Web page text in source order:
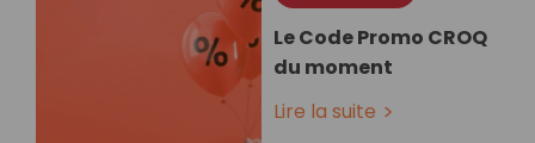
Le Code Promo CROQ
du moment
Lire la suite